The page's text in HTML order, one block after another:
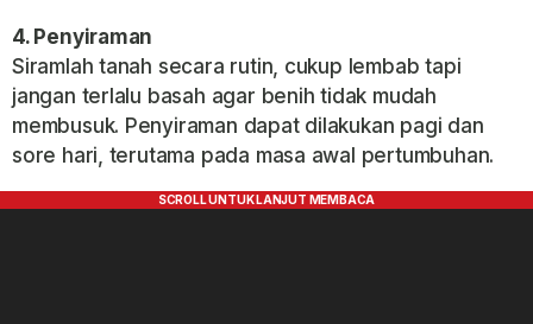
4. Penyiraman
Siramlah tanah secara rutin, cukup lembab tapi
jangan terlalu basah agar benih tidak mudah
membusuk. Penyiraman dapat dilakukan pagi dan
sore hari, terutama pada masa awal pertumbuhan.